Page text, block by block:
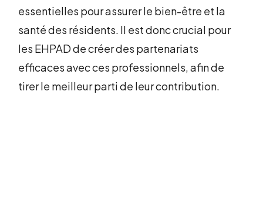
essentielles pour assurer le bien-être et la
santé des résidents. Il est donc crucial pour
les EHPAD de créer des partenariats
efficaces avec ces professionnels, afin de
tirer le meilleur parti de leur contribution.